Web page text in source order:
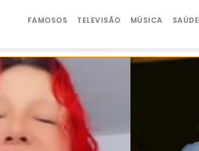
FAMOSOS TELEVISÃO MÚSICA SAÚDE